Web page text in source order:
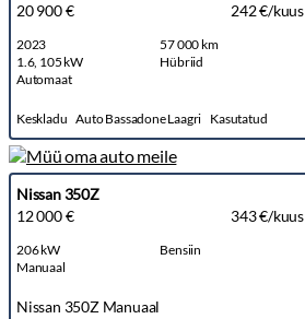
20 900 €
242 €/kuus
2023
57 000 km
1.6, 105 kW
Hübriid
Automaat
Keskladu Auto Bassadone Laagri Kasutatud
Nissan 350Z
12 000 €
343 €/kuus
206 kW
Bensiin
Manuaal
Nissan 350Z Manuaal